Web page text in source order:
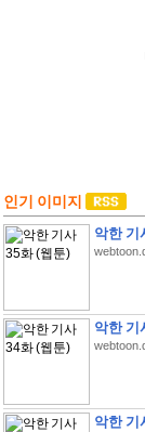
인기 이미지
악한 기
악한 기
악한 기